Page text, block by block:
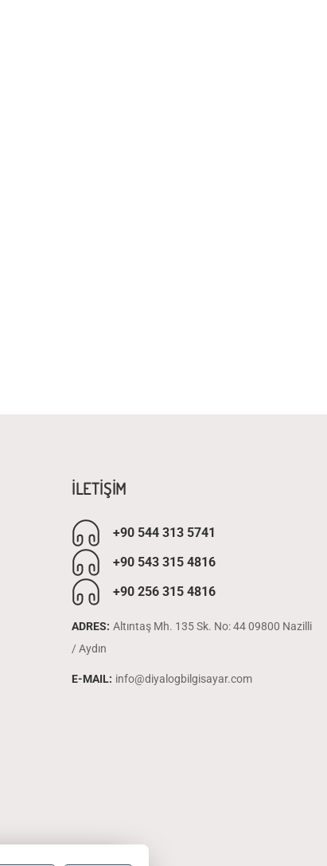
İLETİŞİM
+90 544 313 5741
+90 543 315 4816
+90 256 315 4816
ADRES: Altıntaş Mh. 135 Sk. No: 44 09800 Nazilli
/ Aydın
E-MAIL: info@diyalogbilgisayar.com